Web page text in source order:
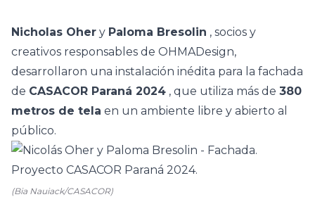
Nicholas Oher y Paloma Bresolin , socios y
creativos responsables de OHMADesign,
desarrollaron una instalación inédita para la fachada
de CASACOR Paraná 2024 , que utiliza más de 380
metros de tela en un ambiente libre y abierto al
público.
(Bia Nauiack/CASACOR)